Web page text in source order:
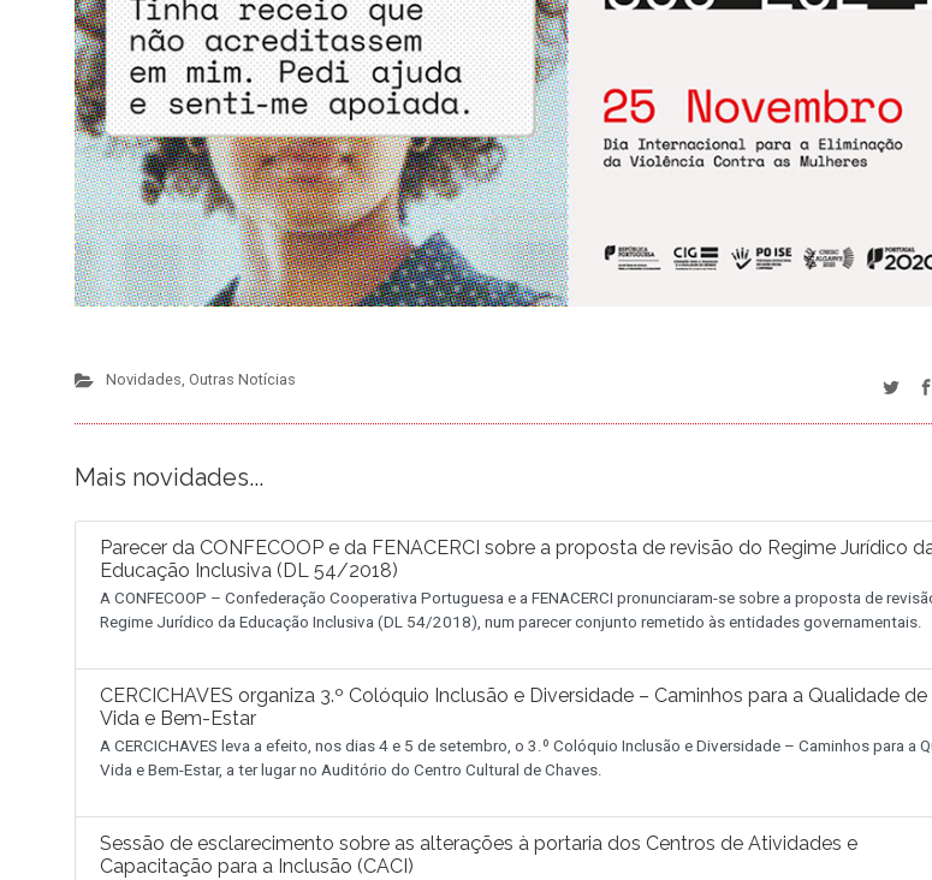
Novidades, Outras Notícias
Mais novidades...
Parecer da CONFECOOP e da FENACERCI sobre a proposta de revisão do Regime Jurídico
Educação Inclusiva (DL 54/2018)
A CONFECOOP – Confederação Cooperativa Portuguesa e a FENACERCI pronunciaram-se sobre a proposta de
Regime Jurídico da Educação Inclusiva (DL 54/2018), num parecer conjunto remetido às entidades governamentais.
CERCICHAVES organiza 3.º Colóquio Inclusão e Diversidade – Caminhos para a Qualidade de
Vida e Bem-Estar
A CERCICHAVES leva a efeito, nos dias 4 e 5 de setembro, o 3.º Colóquio Inclusão e Diversidade – Caminhos para a
Vida e Bem-Estar, a ter lugar no Auditório do Centro Cultural de Chaves.
Sessão de esclarecimento sobre as alterações à portaria dos Centros de Atividades e
Capacitação para a Inclusão (CACI)